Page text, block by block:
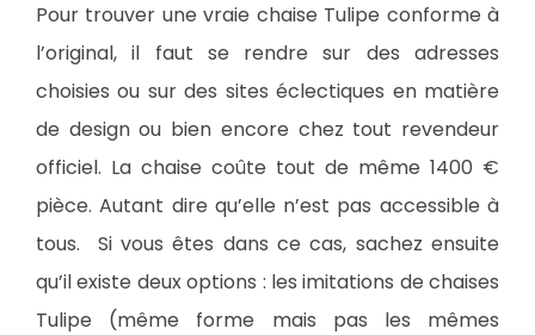
Pour trouver une vraie chaise Tulipe conforme à
l’original, il faut se rendre sur des adresses
choisies ou sur des sites éclectiques en matière
de design ou bien encore chez tout revendeur
officiel. La chaise coûte tout de même 1400 €
pièce. Autant dire qu’elle n’est pas accessible à
tous. Si vous êtes dans ce cas, sachez ensuite
qu’il existe deux options : les imitations de chaises
Tulipe (même forme mais pas les mêmes